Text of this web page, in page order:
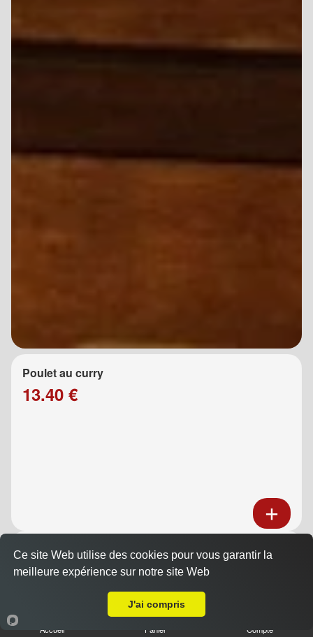
Poulet au curry
13.40 €
Poulet au caramel
13.40 €
Accueil Panier Compte
Ce site Web utilise des cookies pour vous garantir la
meilleure expérience sur notre site Web
J'ai compris